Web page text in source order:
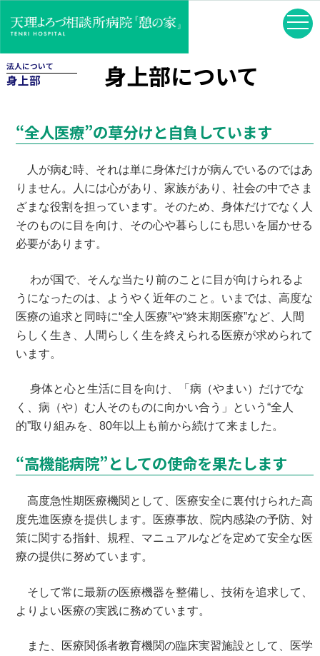
法人について
身上部 身上部について
“全人医療”の草分けと自負しています
人が病む時、それは単に身体だけが病んでいるのではあ
りません。人には心があり、家族があり、社会の中でさま
ざまな役割を担っています。そのため、身体だけでなく人
そのものに目を向け、その心や暮らしにも思いを届かせる
必要があります。
わが国で、そんな当たり前のことに目が向けられるよ
うになったのは、ようやく近年のこと。いまでは、高度な
医療の追求と同時に“全人医療”や“終末期医療”など、人間
らしく生き、人間らしく生を終えられる医療が求められて
います。
身体と心と生活に目を向け、「病（やまい）だけでな
く、病（や）む人そのものに向かい合う」という“全人
的”取り組みを、80年以上も前から続けて来ました。
“高機能病院”としての使命を果たします
高度急性期医療機関として、医療安全に裏付けられた高
度先進医療を提供します。医療事故、院内感染の予防、対
策に関する指針、規程、マニュアルなどを定めて安全な医
療の提供に努めています。
そして常に最新の医療機器を整備し、技術を追求して、
よりよい医療の実践に務めています。
また、医療関係者教育機関の臨床実習施設として、医学